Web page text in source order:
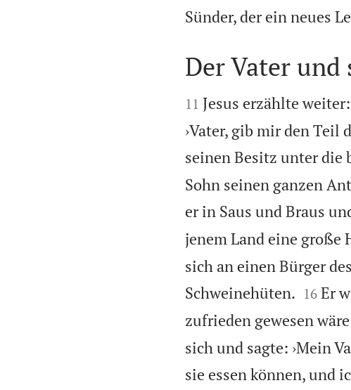
Sünder, der ein neues

Der Vater und

11 Jesus erzählte
›Vater, gib mir den Teil
seinen Besitz unter die
Sohn seinen ganzen
er in Saus und Braus
jenem Land eine große
sich an einen Bürger
Schweinehüten.
16 Er
zufrieden gewesen
sich und sagte: ›Mein
sie essen können, und